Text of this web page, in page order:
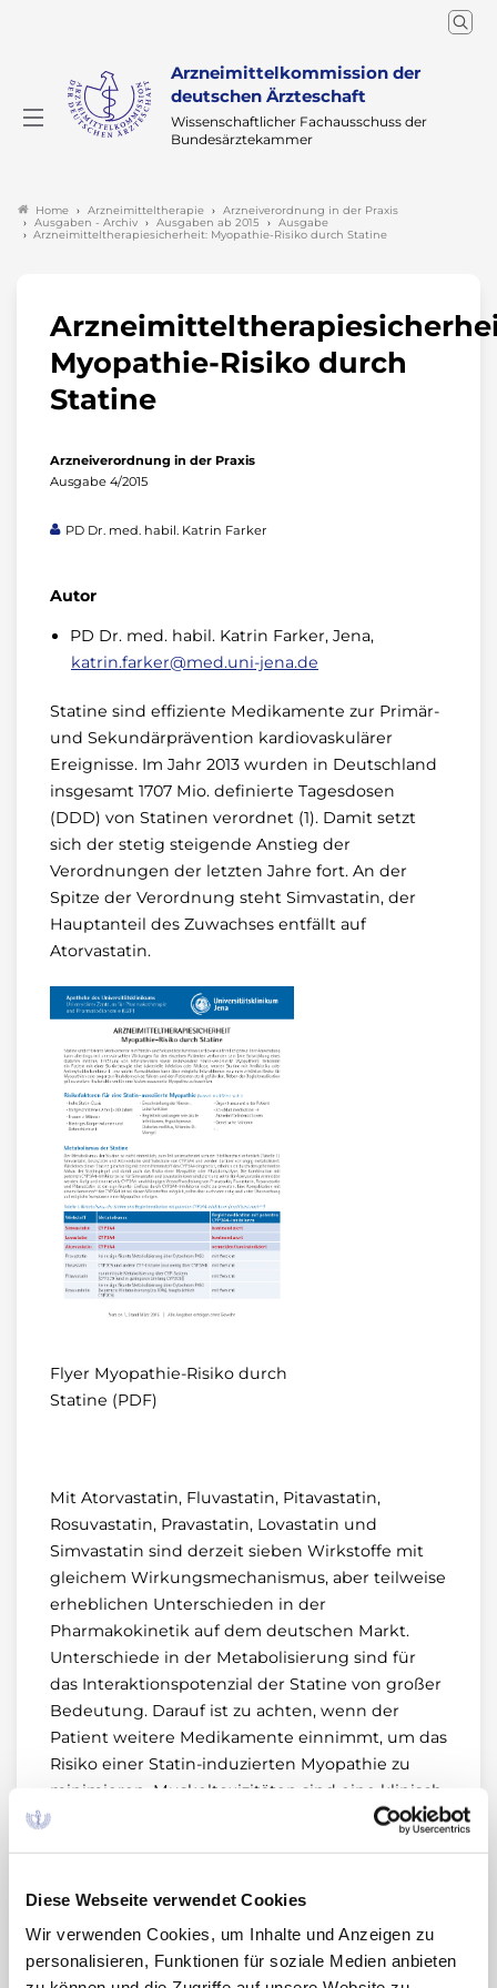
Diese Webseite verwendet Cookies
Wir verwenden Cookies, um Inhalte und Anzeigen zu
personalisieren, Funktionen für soziale Medien anbieten
Arzneimittelkommission der
deutschen Ärzteschaft
Wissenschaftlicher Fachausschuss der
Bundesärztekammer
Home Arzneimitteltherapie
Arzneiverordnung in der Praxis
Ausgaben - Archiv
Ausgaben ab 2015
Ausgabe
Arzneimitteltherapiesicherheit: Myopathie-Risiko durch Statine
Myopathie-Risiko durch
Statine
Arzneiverordnung in der Praxis
Ausgabe 4/2015
PD Dr. med. habil. Katrin Farker
Autor
PD Dr. med. habil. Katrin Farker, Jena,
katrin.farker@med.uni-jena.de
Statine sind effiziente Medikamente zur Primär-
und Sekundärprävention kardiovaskulärer
Ereignisse. Im Jahr 2013 wurden in Deutschland
insgesamt 1707 Mio. definierte Tagesdosen
(DDD) von Statinen verordnet (1). Damit setzt
sich der stetig steigende Anstieg der
Verordnungen der letzten Jahre fort. An der
Spitze der Verordnung steht Simvastatin, der
Hauptanteil des Zuwachses entfällt auf
Atorvastatin.
Flyer Myopathie-Risiko durch
Statine (PDF)
Mit Atorvastatin, Fluvastatin, Pitavastatin,
Rosuvastatin, Pravastatin, Lovastatin und
Simvastatin sind derzeit sieben Wirkstoffe mit
gleichem Wirkungsmechanismus, aber teilweise
erheblichen Unterschieden in der
Pharmakokinetik auf dem deutschen Markt.
Unterschiede in der Metabolisierung sind für
das Interaktionspotenzial der Statine von großer
Bedeutung. Darauf ist zu achten, wenn der
Patient weitere Medikamente einnimmt, um das
Risiko einer Statin-induzierten Myopathie zu
minimieren. Muskeltoxizitäten sind eine klinisch
bedeutende unerwünschte Wirkung der
Serumkreatininkinase (CK) ist eine seltene, aber